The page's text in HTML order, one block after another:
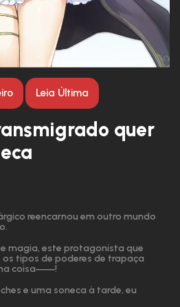
Leia Última
quer
reencarnou em outro mundo
magia, este protagonista que
tipos de poderes de trapaça
coisa――!
e uma soneca à tarde, eu